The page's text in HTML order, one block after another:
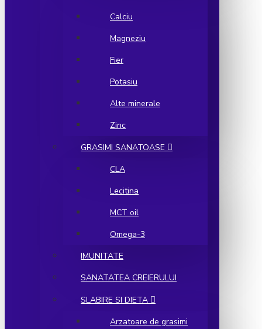
Calciu
Magneziu
Fier
Potasiu
Alte minerale
Zinc
GRASIMI SANATOASE
CLA
Lecitina
MCT oil
Omega-3
IMUNITATE
SANATATEA CREIERULUI
SLABIRE SI DIETA
Arzatoare de grasimi